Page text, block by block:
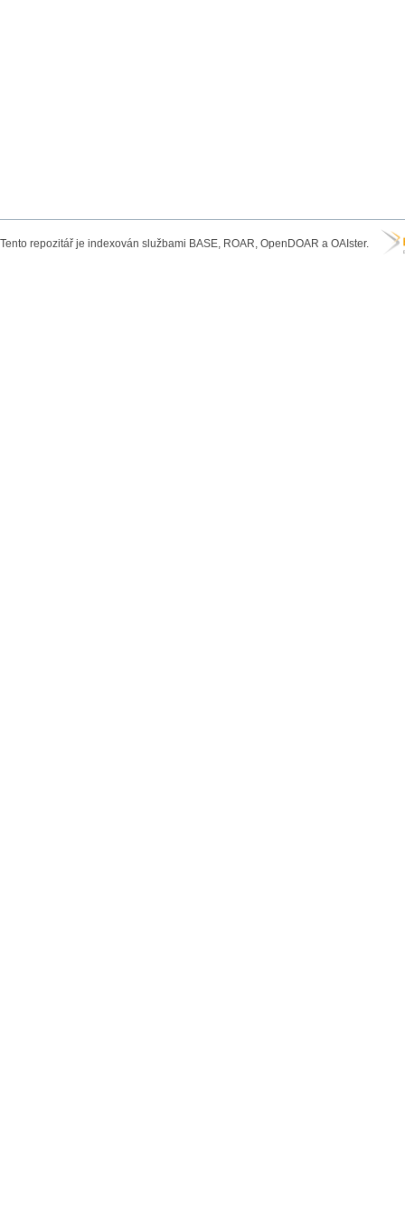
Tento repozitář je indexován službami BASE, ROAR, OpenDOAR a OAIster.